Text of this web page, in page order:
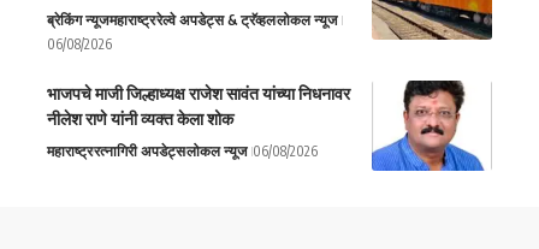
ब्रेकिंग न्यूजमहाराष्ट्ररेल्वे अपडेट्स & ट्रॅव्हललोकल न्यूज
06/08/2026
भाजपचे माजी जिल्हाध्यक्ष राजेश सावंत यांच्या निधनावर
नीलेश राणे यांनी व्यक्त केला शोक
महाराष्ट्ररत्नागिरी अपडेट्सलोकल न्यूज 06/08/2026